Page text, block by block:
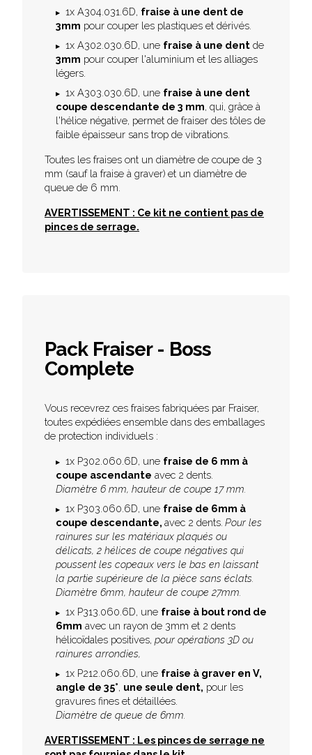
1x A304.031.6D, fraise à une dent de
3mm pour couper les plastiques et dérivés.
1x A302.030.6D, une fraise à une dent de
3mm pour couper l'aluminium et les alliages
légers.
1x A303.030.6D, une fraise à une dent
coupe descendante de 3 mm, qui, grâce à
l'hélice négative, permet de fraiser des tôles de
faible épaisseur sans trop de vibrations.
Toutes les fraises ont un diamètre de coupe de 3
mm (sauf la fraise à graver) et un diamètre de
queue de 6 mm.
AVERTISSEMENT : Ce kit ne contient pas de
pinces de serrage.
Pack Fraiser - Boss
Complete
Vous recevrez ces fraises fabriquées par Fraiser,
toutes expédiées ensemble dans des emballages
de protection individuels :
1x P302.060.6D, une fraise de 6 mm à
coupe ascendante avec 2 dents.
Diamètre 6 mm, hauteur de coupe 17 mm.
1x P303.060.6D, une fraise de 6mm à
coupe descendante, avec 2 dents. Pour les
rainures sur les matériaux plaqués ou
délicats, 2 hélices de coupe négatives qui
poussent les copeaux vers le bas en laissant
la partie supérieure de la pièce sans éclats.
Diamètre 6mm, hauteur de coupe 27mm.
1x P313.060.6D, une fraise à bout rond de
6mm avec un rayon de 3mm et 2 dents
hélicoïdales positives, pour opérations 3D ou
rainures arrondies,
1x P212.060.6D, une fraise à graver en V,
angle de 35°, une seule dent, pour les
gravures fines et détaillées.
Diamètre de queue de 6mm.
AVERTISSEMENT : Les pinces de serrage ne